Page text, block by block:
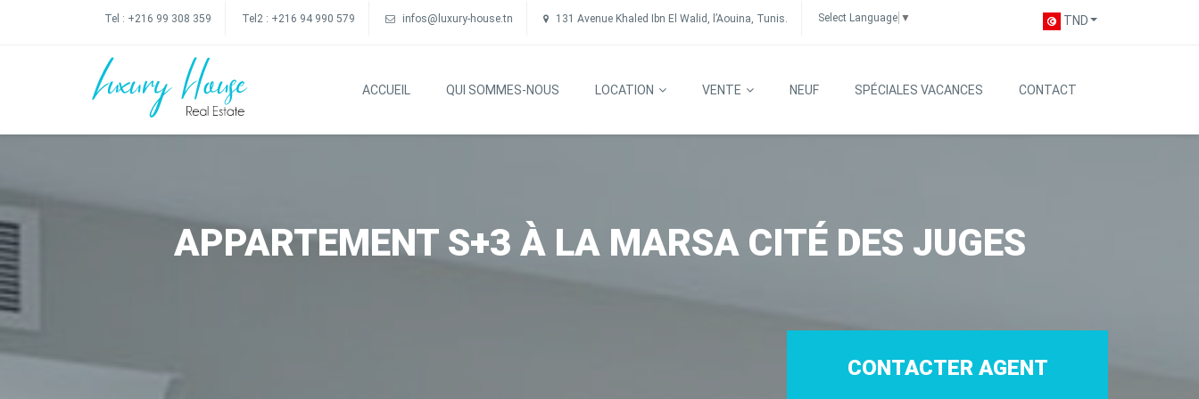
Tel : +216 99 308 359 Tel2 : +216 94 990 579 infos@luxury-house.tn 131 Avenue Khaled Ibn El Walid, l’Aouina, Tunis. Select Language ▼ TND
ACCUEIL QUI SOMMES-NOUS LOCATION VENTE NEUF SPÉCIALES VACANCES CONTACT
APPARTEMENT S+3 À LA MARSA CITÉ DES JUGES
CONTACTER AGENT